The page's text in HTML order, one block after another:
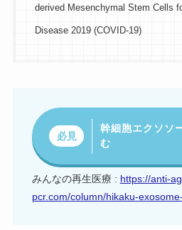
derived Mesenchymal Stem Cells
Disease 2019 (COVID-19)
必見
幹細胞エクソソ
む
みんなの再生医療 : https://anti-
pcr.com/column/hikaku-